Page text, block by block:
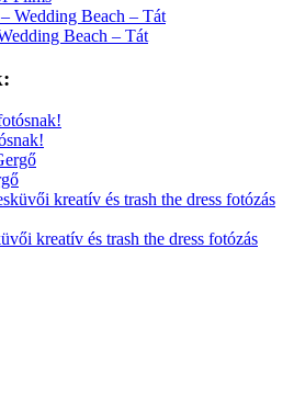
Beach – Tát
kreatív és trash the dress fotózás